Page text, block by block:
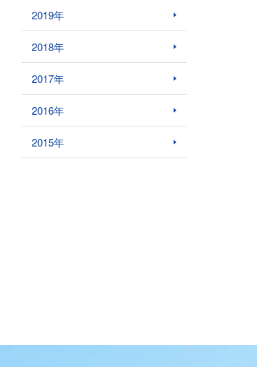
2019年
2018年
2017年
2016年
2015年